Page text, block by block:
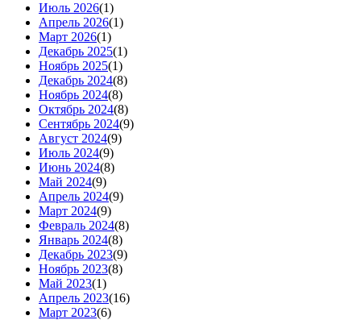
Июль 2026(1)
Апрель 2026(1)
Март 2026(1)
Декабрь 2025(1)
Ноябрь 2025(1)
Декабрь 2024(8)
Ноябрь 2024(8)
Октябрь 2024(8)
Сентябрь 2024(9)
Август 2024(9)
Июль 2024(9)
Июнь 2024(8)
Май 2024(9)
Апрель 2024(9)
Март 2024(9)
Февраль 2024(8)
Январь 2024(8)
Декабрь 2023(9)
Ноябрь 2023(8)
Май 2023(1)
Апрель 2023(16)
Март 2023(6)